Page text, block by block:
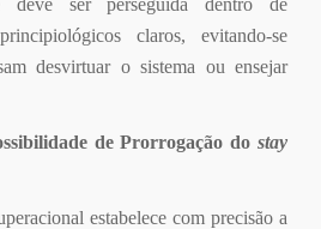
claros, evitando-se
desvirtuar o sistema ou ensejar
de Prorrogação do stay
estabelece com precisão a